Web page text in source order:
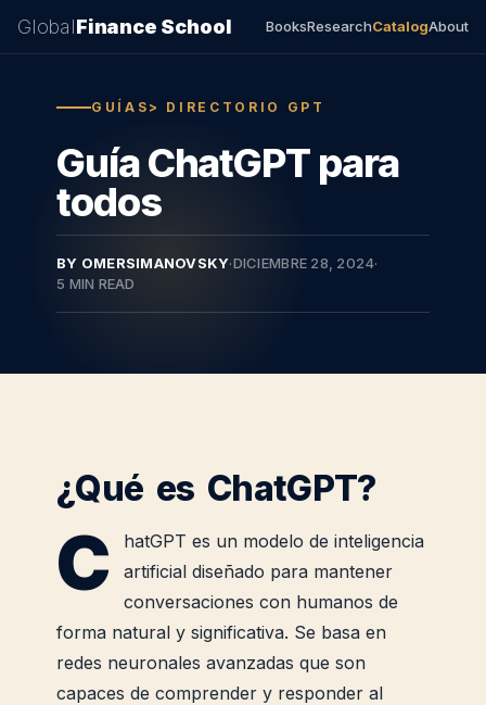
GlobalFinance School BooksResearchCatalogAbout
GUÍAS> DIRECTORIO GPT
Guía ChatGPT para
todos
BY OMERSIMANOVSKY·DICIEMBRE 28, 2024·
5 MIN READ
¿Qué es ChatGPT?
C
hatGPT es un modelo de inteligencia
artificial diseñado para mantener
conversaciones con humanos de
forma natural y significativa. Se basa en
redes neuronales avanzadas que son
capaces de comprender y responder al